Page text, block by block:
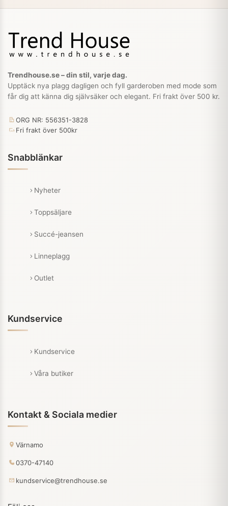
Trendhouse.se – din stil, varje dag.
Upptäck nya plagg dagligen och fyll garderoben med mode som
får dig att känna dig självsäker och elegant. Fri frakt över 500 kr.
ORG NR: 556351-3828
Fri frakt över 500kr
Snabblänkar
Nyheter
Toppsäljare
Succé-jeansen
Linneplagg
Outlet
Kundservice
Kundservice
Våra butiker
Kontakt & Sociala medier
Värnamo
0370-47140
kundservice@trendhouse.se